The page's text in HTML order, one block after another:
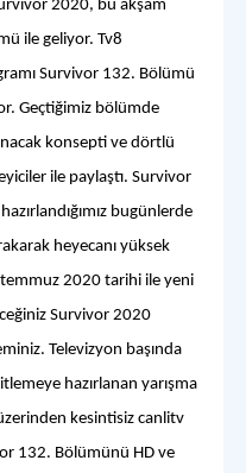
2020, bu akşam
ile geliyor. Tv8
Survivor 132. Bölümü
Geçtiğimiz bölümde
konsepti ve dörtlü
ile paylaştı. Survivor
bugünlerde
heyecanı yüksek
2020 tarihi ile yeni
Survivor 2020
Televizyon başında
hazırlanan yarışma
kesintisiz canlitv
132. Bölümünü HD ve